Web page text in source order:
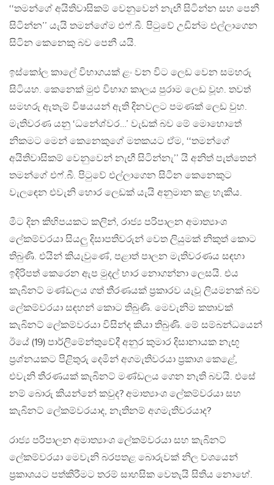
‘‘තමන්ගේ අයිතිවාසිකම් වෙනුවෙන් නැඟී සිටින්න සහ පෙනී
සිටින්න’’ යැයි තමන්ගේම එෆ්.බී. පිටුවේ උඩින්ම එල්ලාගෙන
සිටින කෙනෙකු බව පෙනී යයි.
ඉස්කෝල කාලේ විභාගයක් ළං වන විට ලෙඩ වෙන සමහරු
සිටියහ. කෙනෙක් මුළු විභාග කාලය පුරාම ලෙඩ වූහ. තවත්
සමහරු ඇතැම් විෂයයන් ඇති දිනවලට පමණක් ලෙඩ වුහ.
මැතිවරණ යනු ‘ධනේශ්වර…’ වැඩක් බව මේ මොහොතේ
නිකමට මෙන් කෙනෙකුගේ මතකයට ඒම, ‘‘තමන්ගේ
අයිතිවාසිකම් වෙනුවෙන් නැඟී සිටින්නැ’’ යි අනිත් පැත්තෙන්
තමන්ගේ එෆ්.බී. පිටුවේ එල්ලාගෙන සිටින කෙනෙකුට
වැලඳෙන එවැනි හොර ලෙඩක් යැයි අනුමාන කළ හැකිය.
මීට දින කිහිපයකට කලින්, රාජ්‍ය පරිපාලන අමාත්‍යාංශ
ලේකම්වරයා සියලු දිසාපතිවරුන් වෙත ලියුමක් නිකුත් කොට
තිබුණි. එයින් කියැවුණේ, පළාත් පාලන මැතිවරණය සඳහා
ඉදිරිපත් කෙරෙන ඇප මුදල් භාර නොගන්නා ලෙසයි. එය
කැබිනට් මණ්ඩලය ගත් තීරණයක් ප්‍රකාරව යැවූ ලියමනක් බව
ලේකම්වරයා සඳහන් කොට තිබුණි. මෙවැනිම කතාවක්
කැබිනට් ලේකම්වරයා විසින්ද කියා තිබුණි. මේ සම්බන්ධයෙන්
ඊයේ (19) පාර්ලිමේන්තුවේදී අනුර කුමාර දිසානායක නැඟූ
ප්‍රශ්නයකට පිළිතුරු දෙමින් අගමැතිවරයා ප්‍රකාශ කෙළේ,
එවැනි තීරණයක් කැබිනට් මණ්ඩලය ගෙන නැති බවයි. එසේ
නම් බොරු කියන්නේ කවුද? අමාත්‍යාංශ ලේකම්වරයා සහ
කැබිනට් ලේකම්වරයාද, නැතිනම් අගමැතිවරයාද?
රාජ්‍ය පරිපාලන අමාත්‍යාංශ ලේකම්වරයා සහ කැබිනට්
ලේකම්වරයා මෙවැනි බරපතළ බොරුවක් නිල වශයෙන්
ප්‍රකාශයට පත්කිරීමට තරම් සාහසික වෙතැයි සිතිය නොහේ.